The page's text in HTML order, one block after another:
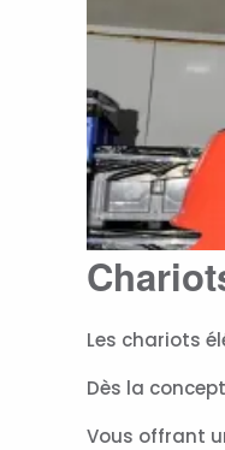
Les chariots
Dès la
Vous offrant